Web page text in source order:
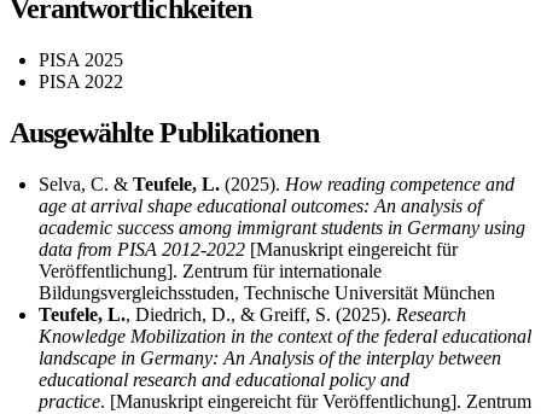
Verantwortlichkeiten
PISA 2025
PISA 2022
Ausgewählte Publikationen
Selva, C. & Teufele, L. (2025). How reading competence and
age at arrival shape educational outcomes: An analysis of
academic success among immigrant students in Germany using
data from PISA 2012-2022 [Manuskript eingereicht für
Veröffentlichung]. Zentrum für internationale
Bildungsvergleichsstuden, Technische Universität München
Teufele, L., Diedrich, D., & Greiff, S. (2025). Research
Knowledge Mobilization in the context of the federal educational
landscape in Germany: An Analysis of the interplay between
educational research and educational policy and
practice. [Manuskript eingereicht für Veröffentlichung]. Zentrum